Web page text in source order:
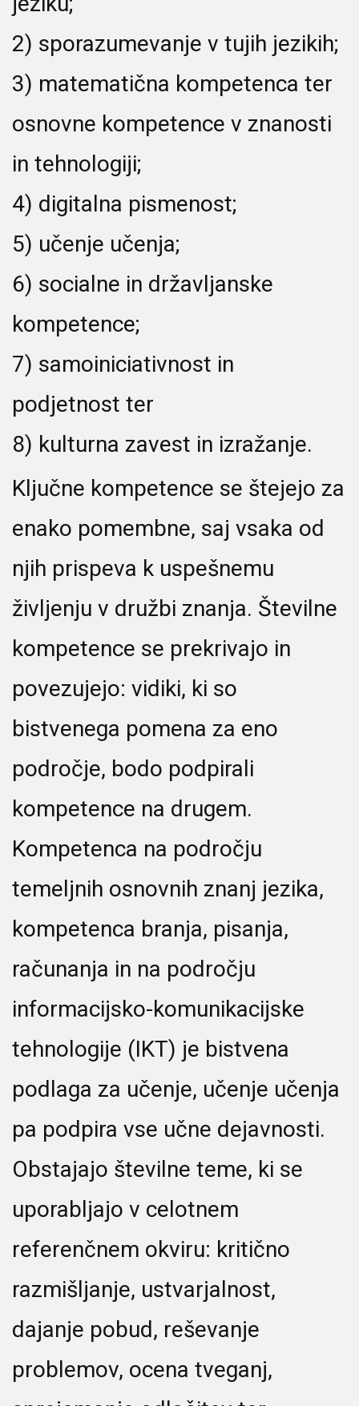
2) sporazumevanje v tujih jezikih;
3) matematična kompetenca ter
osnovne kompetence v znanosti
in tehnologiji;
4) digitalna pismenost;
5) učenje učenja;
6) socialne in državljanske
kompetence;
7) samoiniciativnost in
podjetnost ter
8) kulturna zavest in izražanje.
Ključne kompetence se štejejo za
enako pomembne, saj vsaka od
njih prispeva k uspešnemu
življenju v družbi znanja. Številne
kompetence se prekrivajo in
povezujejo: vidiki, ki so
bistvenega pomena za eno
področje, bodo podpirali
kompetence na drugem.
Kompetenca na področju
temeljnih osnovnih znanj jezika,
kompetenca branja, pisanja,
računanja in na področju
informacijsko-komunikacijske
tehnologije (IKT) je bistvena
podlaga za učenje, učenje učenja
pa podpira vse učne dejavnosti.
Obstajajo številne teme, ki se
uporabljajo v celotnem
referenčnem okviru: kritično
razmišljanje, ustvarjalnost,
dajanje pobud, reševanje
problemov, ocena tveganj,